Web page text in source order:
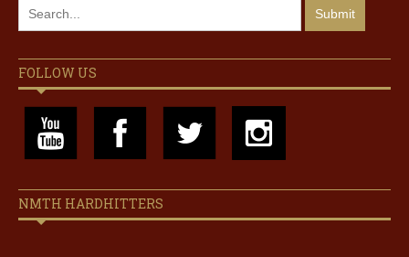
FOLLOW US
NMTH HARDHITTERS